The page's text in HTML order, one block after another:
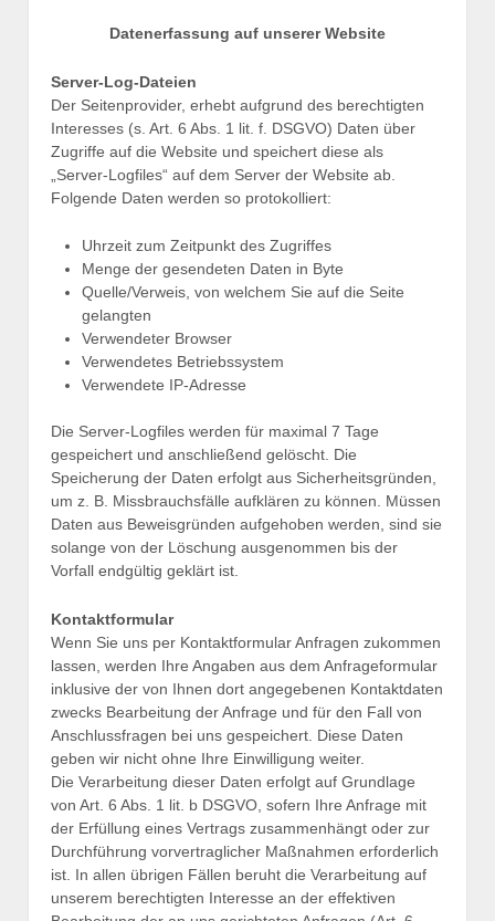
Datenerfassung auf unserer Website
Server-Log-Dateien
Der Seitenprovider, erhebt aufgrund des berechtigten
Interesses (s. Art. 6 Abs. 1 lit. f. DSGVO) Daten über
Zugriffe auf die Website und speichert diese als
„Server-Logfiles“ auf dem Server der Website ab.
Folgende Daten werden so protokolliert:
Uhrzeit zum Zeitpunkt des Zugriffes
Menge der gesendeten Daten in Byte
Quelle/Verweis, von welchem Sie auf die Seite
gelangten
Verwendeter Browser
Verwendetes Betriebssystem
Verwendete IP-Adresse
Die Server-Logfiles werden für maximal 7 Tage
gespeichert und anschließend gelöscht. Die
Speicherung der Daten erfolgt aus Sicherheitsgründen,
um z. B. Missbrauchsfälle aufklären zu können. Müssen
Daten aus Beweisgründen aufgehoben werden, sind sie
solange von der Löschung ausgenommen bis der
Vorfall endgültig geklärt ist.
Kontaktformular
Wenn Sie uns per Kontaktformular Anfragen zukommen
lassen, werden Ihre Angaben aus dem Anfrageformular
inklusive der von Ihnen dort angegebenen Kontaktdaten
zwecks Bearbeitung der Anfrage und für den Fall von
Anschlussfragen bei uns gespeichert. Diese Daten
geben wir nicht ohne Ihre Einwilligung weiter.
Die Verarbeitung dieser Daten erfolgt auf Grundlage
von Art. 6 Abs. 1 lit. b DSGVO, sofern Ihre Anfrage mit
der Erfüllung eines Vertrags zusammenhängt oder zur
Durchführung vorvertraglicher Maßnahmen erforderlich
ist. In allen übrigen Fällen beruht die Verarbeitung auf
unserem berechtigten Interesse an der effektiven